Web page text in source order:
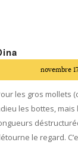
novembre
les gros mollets
les bottes, mais
le regard.